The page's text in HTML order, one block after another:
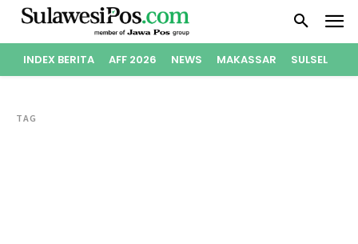
INDEX BERITA AFF 2026 NEWS MAKASSAR SULSEL
TAG